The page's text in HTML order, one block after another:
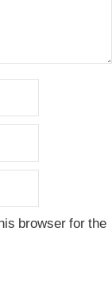
browser for the